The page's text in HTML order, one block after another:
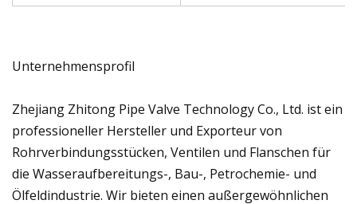
Unternehmensprofil
Zhejiang Zhitong Pipe Valve Technology Co., Ltd. ist ein
professioneller Hersteller und Exporteur von
Rohrverbindungsstücken, Ventilen und Flanschen für
die Wasseraufbereitungs-, Bau-, Petrochemie- und
Ölfeldindustrie. Wir bieten einen außergewöhnlichen